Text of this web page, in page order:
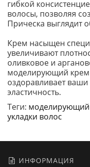
гибкой
волосы, позволяя
Прическа выглядит
Крем насыщен
увеличивают
оливковое и
моделирующий крем
оздоравливает
эластичность.
Теги:
укладки волос
ИНФОРМАЦИЯ